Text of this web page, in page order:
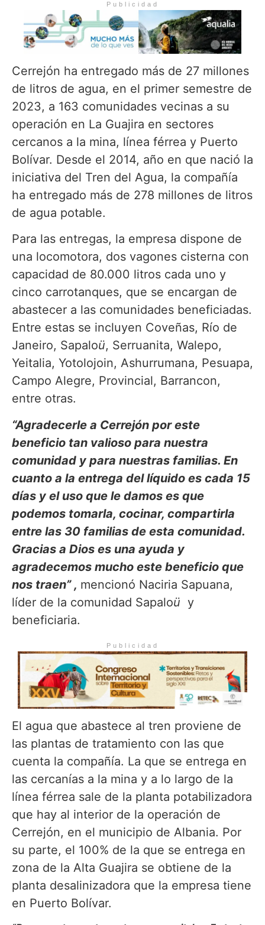
Publicidad
Cerrejón ha entregado más de 27 millones
de litros de agua, en el primer semestre de
2023, a 163 comunidades vecinas a su
operación en La Guajira en sectores
cercanos a la mina, línea férrea y Puerto
Bolívar. Desde el 2014, año en que nació la
iniciativa del Tren del Agua, la compañía
ha entregado más de 278 millones de litros
de agua potable.
Para las entregas, la empresa dispone de
una locomotora, dos vagones cisterna con
capacidad de 80.000 litros cada uno y
cinco carrotanques, que se encargan de
abastecer a las comunidades beneficiadas.
Entre estas se incluyen Coveñas, Río de
Janeiro, Sapaloü, Serruanita, Walepo,
Yeitalia, Yotolojoin, Ashurrumana, Pesuapa,
Campo Alegre, Provincial, Barrancon,
entre otras.
“Agradecerle a Cerrejón por este
beneficio tan valioso para nuestra
comunidad y para nuestras familias. En
cuanto a la entrega del líquido es cada 15
días y el uso que le damos es que
podemos tomarla, cocinar, compartirla
entre las 30 familias de esta comunidad.
Gracias a Dios es una ayuda y
agradecemos mucho este beneficio que
nos traen” , mencionó Naciria Sapuana,
líder de la comunidad Sapaloü y
beneficiaria.
Publicidad
El agua que abastece al tren proviene de
las plantas de tratamiento con las que
cuenta la compañía. La que se entrega en
las cercanías a la mina y a lo largo de la
línea férrea sale de la planta potabilizadora
que hay al interior de la operación de
Cerrejón, en el municipio de Albania. Por
su parte, el 100% de la que se entrega en
zona de la Alta Guajira se obtiene de la
planta desalinizadora que la empresa tiene
en Puerto Bolívar.